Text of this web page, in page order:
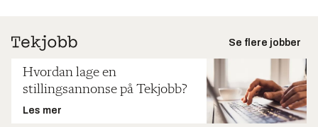
Se flere jobber
Hvordan lage en
stillingsannonse på Tekjobb?
Les mer